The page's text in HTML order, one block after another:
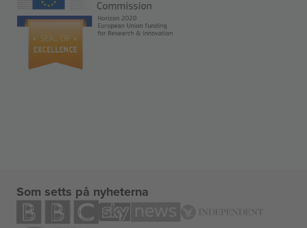
Som setts på nyheterna